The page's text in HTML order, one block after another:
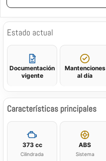
Estado actual
Documentación
vigente
Mantenciones
al día
Características principales
373 cc
Cilindrada
ABS
Sistema